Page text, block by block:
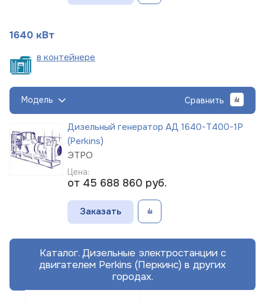
1640 кВт
в контейнере
Модель Сравнить
Дизельный генератор АД 1640-Т400-1Р
(Perkins)
ЭТРО
Цена:
от 45 688 860 руб.
Заказать
Каталог. Дизельные электростанции с
двигателем Perkins (Перкинс) в других
городах.